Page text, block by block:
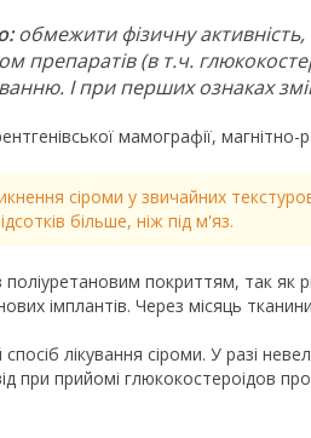
обмежити фізичну
препаратів (в т.ч.
І при перших ознаках
мамографії, магнітно-
сіроми у звичайних
більше, ніж під м'яз.
покриттям, так як
імплантів. Через місяць
лікування сіроми. У разі
при прийомі глюкокостероідов